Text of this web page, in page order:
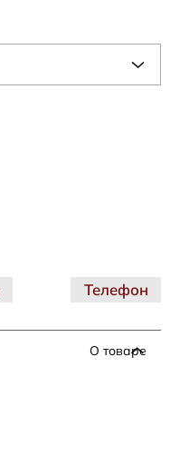
О товаре
Телефон